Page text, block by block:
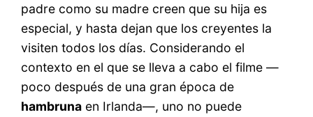
padre como su madre creen que su hija es
especial, y hasta dejan que los creyentes la
visiten todos los días. Considerando el
contexto en el que se lleva a cabo el filme —
poco después de una gran época de
hambruna en Irlanda—, uno no puede